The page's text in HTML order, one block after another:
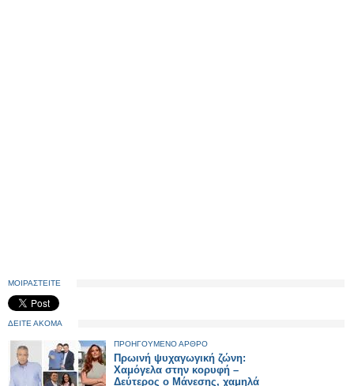
ΜΟΙΡΑΣΤΕΙΤΕ
ΔΕΙΤΕ ΑΚΟΜΑ
ΠΡΟΗΓΟΥΜΕΝΟ ΑΡΘΡΟ
Πρωινή ψυχαγωγική ζώνη:
Χαμόγελα στην κορυφή –
Δεύτερος ο Μάνεσης, χαμηλά